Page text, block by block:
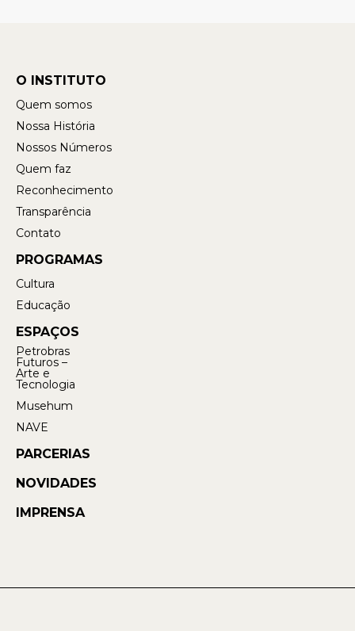
O INSTITUTO
Quem somos
Nossa História
Nossos Números
Quem faz
Reconhecimento
Transparência
Contato
PROGRAMAS
Cultura
Educação
ESPAÇOS
Petrobras
Futuros –
Arte e
Tecnologia
Musehum
NAVE
PARCERIAS
NOVIDADES
IMPRENSA